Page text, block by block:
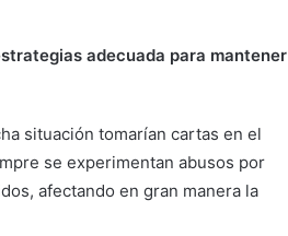
adecuada para mantener
situación tomarían cartas en el
se experimentan abusos por
afectando en gran manera la